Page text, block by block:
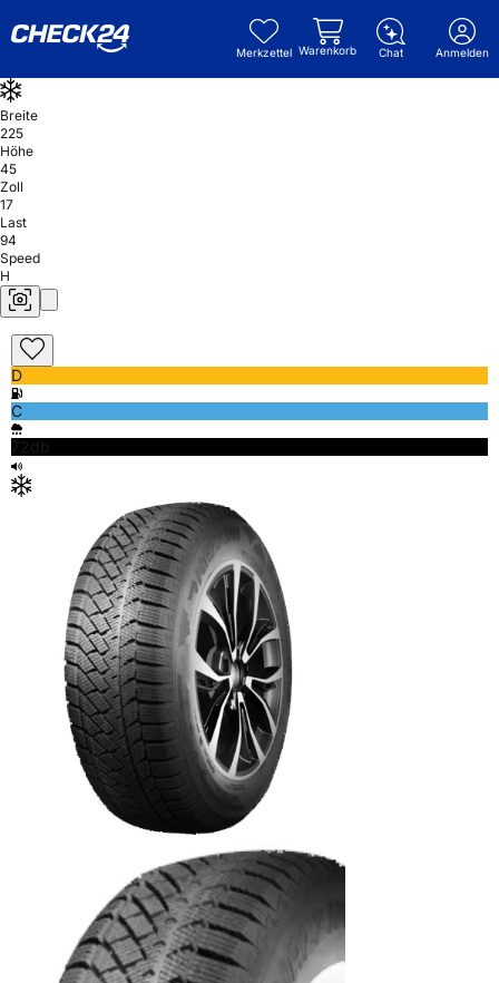
Merkzettel Warenkorb Chat Anmelden
Breite
225
Höhe
45
Zoll
17
Last
94
Speed
H
D
C
72db